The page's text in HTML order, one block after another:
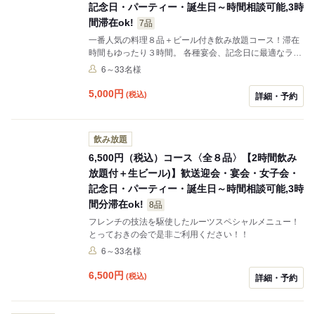
記念日・パーティー・誕生日～時間相談可能,3時
間滞在ok!
7品
一番人気の料理８品＋ビール付き飲み放題コース！滞在
時間もゆったり３時間。 各種宴会、記念日に最適なライ
ンナップです。
6～33名様
5,000円 (税込) 詳細・予約
飲み放題
6,500円（税込）コース〈全８品〉【2時間飲み
放題付＋生ビール)】歓送迎会・宴会・女子会・
記念日・パーティー・誕生日～時間相談可能,3時
間分滞在ok!
8品
フレンチの技法を駆使したルーツスペシャルメニュー！
とっておきの会で是非ご利用ください！！
6～33名様
6,500円 (税込) 詳細・予約